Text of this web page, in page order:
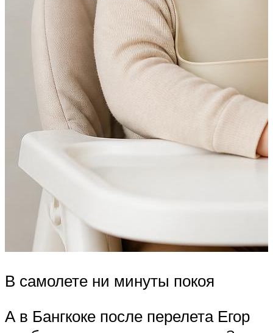
В самолете ни минуты покоя
А в Бангкоке после перелета Егор